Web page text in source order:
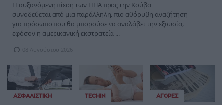
Η αυξανόμενη πίεση των ΗΠΑ προς την Κούβα
συνοδεύεται από μια παράλληλη, πιο αθόρυβη αναζήτηση
για πρόσωπο που θα μπορούσε να αναλάβει την εξουσία,
εφόσον η αμερικανική εκστρατεία ...
08 Αυγούστου 2026
ΑΣΦΑΛΙΣΤΙΚΉ TECHIN ΑΓΟΡΈΣ